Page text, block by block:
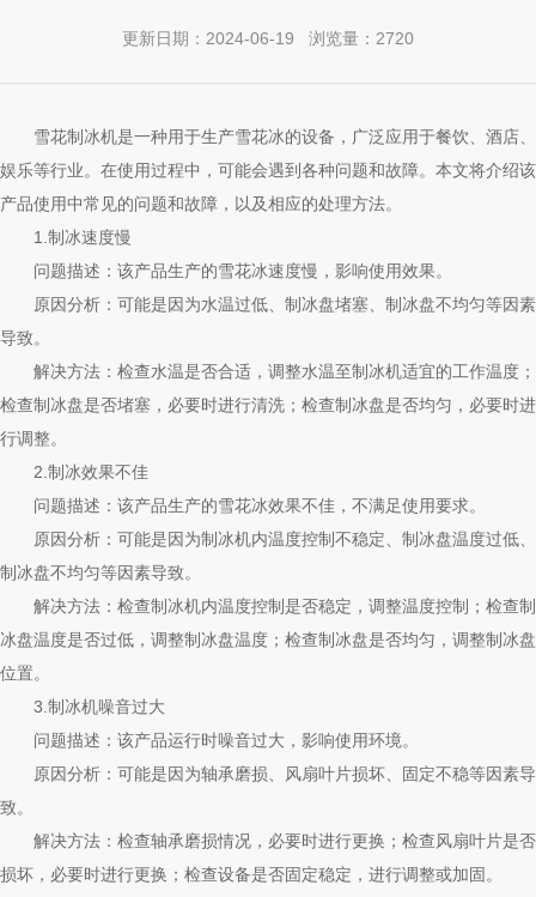
更新日期：2024-06-19 浏览量：2720
雪花制冰机是一种用于生产雪花冰的设备，广泛应用于餐饮、酒店、
娱乐等行业。在使用过程中，可能会遇到各种问题和故障。本文将介绍该
产品使用中常见的问题和故障，以及相应的处理方法。
1.制冰速度慢
问题描述：该产品生产的雪花冰速度慢，影响使用效果。
原因分析：可能是因为水温过低、制冰盘堵塞、制冰盘不均匀等因素
导致。
解决方法：检查水温是否合适，调整水温至制冰机适宜的工作温度；
检查制冰盘是否堵塞，必要时进行清洗；检查制冰盘是否均匀，必要时进
行调整。
2.制冰效果不佳
问题描述：该产品生产的雪花冰效果不佳，不满足使用要求。
原因分析：可能是因为制冰机内温度控制不稳定、制冰盘温度过低、
制冰盘不均匀等因素导致。
解决方法：检查制冰机内温度控制是否稳定，调整温度控制；检查制
冰盘温度是否过低，调整制冰盘温度；检查制冰盘是否均匀，调整制冰盘
位置。
3.制冰机噪音过大
问题描述：该产品运行时噪音过大，影响使用环境。
原因分析：可能是因为轴承磨损、风扇叶片损坏、固定不稳等因素导
致。
解决方法：检查轴承磨损情况，必要时进行更换；检查风扇叶片是否
损坏，必要时进行更换；检查设备是否固定稳定，进行调整或加固。